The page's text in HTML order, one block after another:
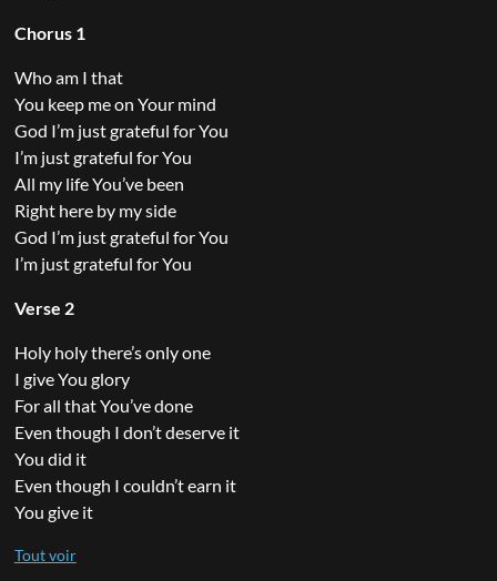
Chorus 1
Who am I that
You keep me on Your mind
God I’m just grateful for You
I’m just grateful for You
All my life You’ve been
Right here by my side
God I’m just grateful for You
I’m just grateful for You
Verse 2
Holy holy there’s only one
I give You glory
For all that You’ve done
Even though I don’t deserve it
You did it
Even though I couldn’t earn it
You give it